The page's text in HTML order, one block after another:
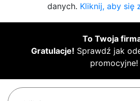
danych. Kliknij, aby się
To Twoja
Gratulacje! Sprawdź jak
promocyjne!